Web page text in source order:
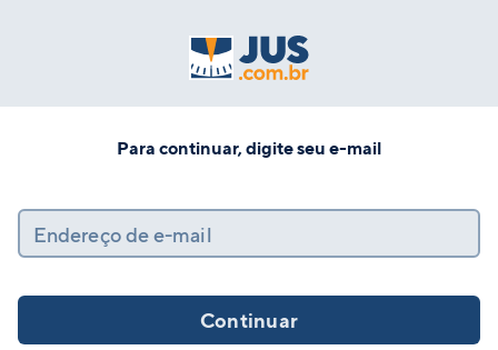
Para continuar, digite seu e-mail
Endereço de e-mail
Continuar